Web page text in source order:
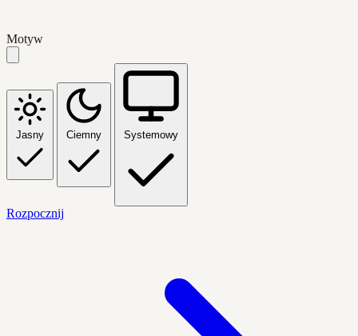
Motyw
Jasny Ciemny Systemowy
Rozpocznij